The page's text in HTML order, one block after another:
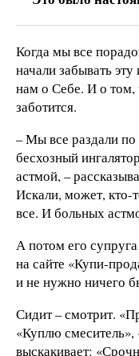
Когда мы все
начали забывать
нам о Себе. И о том,
заботится.
– Мы все раздали по
бесхозный
астмой, –
Искали, может, кто-
все. И больных
А потом его
на сайте «Купи-
и не нужно ничего
Сидит – смотрит.
«Куплю
выскакивает: